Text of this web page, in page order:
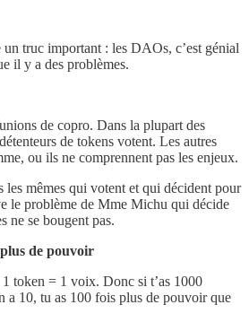
truc important : les DAOs, c’est génial
il y a des problèmes.
de copro. Dans la plupart des
de tokens votent. Les autres
ou ils ne comprennent pas les enjeux.
les mêmes qui votent et qui décident pour
le problème de Mme Michu qui décide
ne se bougent pas.
de pouvoir
token = 1 voix. Donc si t’as 1000
a 10, tu as 100 fois plus de pouvoir que